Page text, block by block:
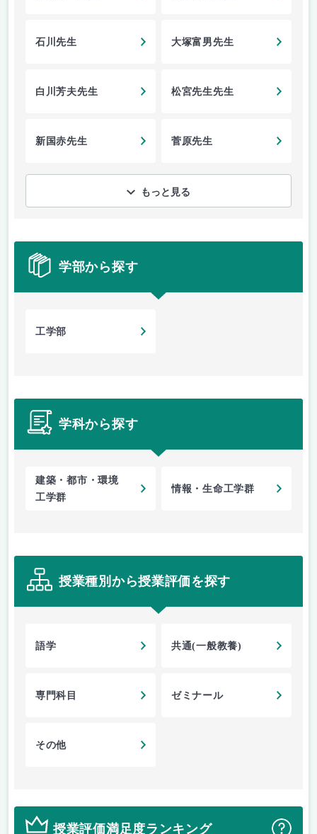
石川先生 大塚富男先生
白川芳夫先生 松宮先生先生
新国赤先生 菅原先生
もっと見る
学部から探す
工学部
学科から探す
建築・都市・環境
工学群
情報・生命工学群
授業種別から授業評価を探す
語学 共通(一般教養)
専門科目 ゼミナール
その他
授業評価満足度ランキング